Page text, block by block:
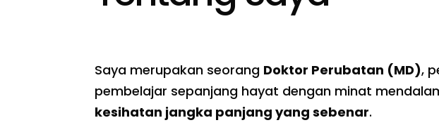
Saya merupakan seorang Doktor Perubatan (MD),
pembelajar sepanjang hayat dengan minat
kesihatan jangka panjang yang sebenar.